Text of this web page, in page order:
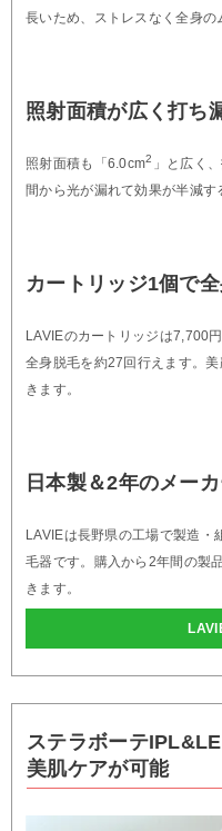
長いため、ストレスなく全身の
照射面積が広く打ち
照射面積も「6.0cm2 」と広く
間から光が漏れて効果が半減す
カートリッジ1個で
LAVIEのカートリッジは7,700
全身脱毛を約27回行えます。
きます。
日本製＆2年のメー
LAVIEは長野県の工場で製造
毛器です。購入から2年間の製
きます。
ステラボーテ
美肌ケアが可能